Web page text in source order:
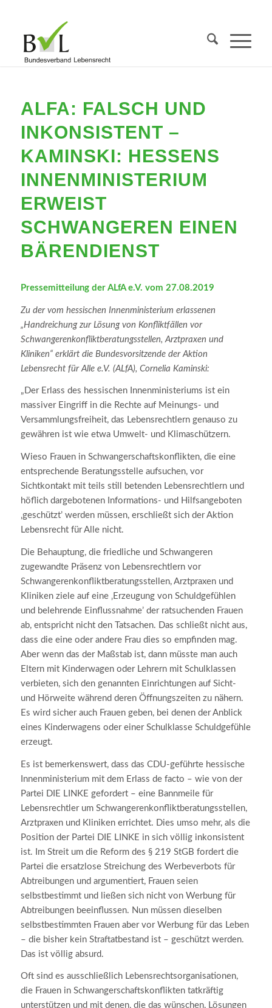
ALFA: FALSCH UND
INKONSISTENT –
KAMINSKI: HESSENS
INNENMINISTERIUM
ERWEIST
SCHWANGEREN EINEN
BÄRENDIENST
Pressemitteilung der ALfA e.V. vom 27.08.2019
Zu der vom hessischen Innenministerium erlassenen
„Handreichung zur Lösung von Konfliktfällen vor
Schwangerenkonfliktberatungsstellen, Arztpraxen und
Kliniken“ erklärt die Bundesvorsitzende der Aktion
Lebensrecht für Alle e.V. (ALfA), Cornelia Kaminski:
„Der Erlass des hessischen Innenministeriums ist ein
massiver Eingriff in die Rechte auf Meinungs- und
Versammlungsfreiheit, das Lebensrechtlern genauso zu
gewähren ist wie etwa Umwelt- und Klimaschützern.
Wieso Frauen in Schwangerschaftskonflikten, die eine
entsprechende Beratungsstelle aufsuchen, vor
Sichtkontakt mit teils still betenden Lebensrechtlern und
höflich dargebotenen Informations- und Hilfsangeboten
‚geschützt’ werden müssen, erschließt sich der Aktion
Lebensrecht für Alle nicht.
Die Behauptung, die friedliche und Schwangeren
zugewandte Präsenz von Lebensrechtlern vor
Schwangerenkonfliktberatungsstellen, Arztpraxen und
Kliniken ziele auf eine ‚Erzeugung von Schuldgefühlen
und belehrende Einflussnahme’ der ratsuchenden Frauen
ab, entspricht nicht den Tatsachen. Das schließt nicht aus,
dass die eine oder andere Frau dies so empfinden mag.
Aber wenn das der Maßstab ist, dann müsste man auch
Eltern mit Kinderwagen oder Lehrern mit Schulklassen
verbieten, sich den genannten Einrichtungen auf Sicht-
und Hörweite während deren Öffnungszeiten zu nähern.
Es wird sicher auch Frauen geben, bei denen der Anblick
eines Kinderwagens oder einer Schulklasse Schuldgefühle
erzeugt.
Es ist bemerkenswert, dass das CDU-geführte hessische
Innenministerium mit dem Erlass de facto – wie von der
Partei DIE LINKE gefordert – eine Bannmeile für
Lebensrechtler um Schwangerenkonfliktberatungsstellen,
Arztpraxen und Kliniken errichtet. Dies umso mehr, als die
Position der Partei DIE LINKE in sich völlig inkonsistent
ist. Im Streit um die Reform des § 219 StGB fordert die
Partei die ersatzlose Streichung des Werbeverbots für
Abtreibungen und argumentiert, Frauen seien
selbstbestimmt und ließen sich nicht von Werbung für
Abtreibungen beeinflussen. Nun müssen dieselben
selbstbestimmten Frauen aber vor Werbung für das Leben
– die bisher kein Straftatbestand ist – geschützt werden.
Das ist völlig absurd.
Oft sind es ausschließlich Lebensrechtsorganisationen,
die Frauen in Schwangerschaftskonflikten tatkräftig
unterstützen und mit denen, die das wünschen, Lösungen